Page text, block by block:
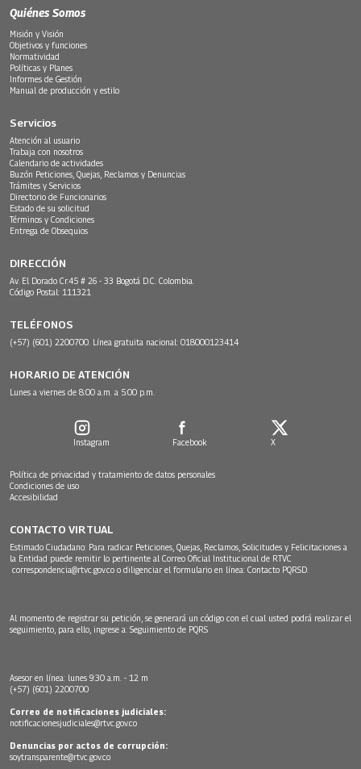
Quiénes Somos
Misión y Visión
Objetivos y funciones
Normatividad
Políticas y Planes
Informes de Gestión
Manual de producción y estilo
Servicios
Atención al usuario
Trabaja con nosotros
Calendario de actividades
Buzón Peticiones, Quejas, Reclamos y Denuncias
Trámites y Servicios
Directorio de Funcionarios
Estado de su solicitud
Términos y Condiciones
Entrega de Obsequios
DIRECCIÓN
Av. El Dorado Cr.45 # 26 - 33 Bogotá D.C. Colombia.
Código Postal: 111321
TELÉFONOS
(+57) (601) 2200700. Línea gratuita nacional: 018000123414
HORARIO DE ATENCIÓN
Lunes a viernes de 8:00 a.m. a 5:00 p.m.
Instagram Facebook X
Política de privacidad y tratamiento de datos personales
Condiciones de uso
Accesibilidad
CONTACTO VIRTUAL
Estimado Ciudadano: Para radicar Peticiones, Quejas, Reclamos, Solicitudes y Felicitaciones a
la Entidad puede remitir lo pertinente al Correo Oficial Institucional de RTVC
correspondencia@rtvc.gov.co o diligenciar el formulario en línea: Contacto PQRSD.
Al momento de registrar su petición, se generará un código con el cual usted podrá realizar el
seguimiento, para ello, ingrese a: Seguimiento de PQRS
Asesor en línea: lunes 9:30 a.m. - 12 m
(+57) (601) 2200700
Correo de notificaciones judiciales:
notificacionesjudiciales@rtvc.gov.co
Denuncias por actos de corrupción:
soytransparente@rtvc.gov.co